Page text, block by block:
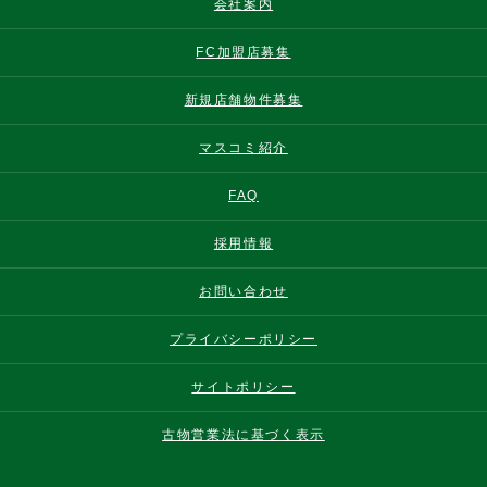
会社案内
FC加盟店募集
新規店舗物件募集
マスコミ紹介
FAQ
採用情報
お問い合わせ
プライバシーポリシー
サイトポリシー
古物営業法に基づく表示